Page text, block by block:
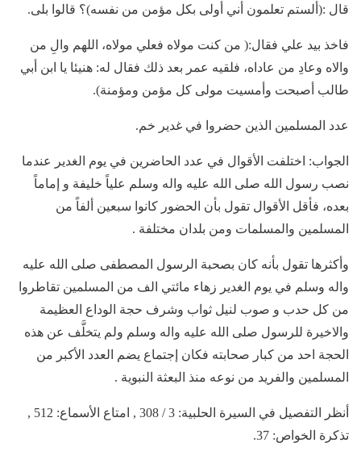
قال :(ألستم تعلمون أني أولى بكل مؤمن من نفسه)؟ قالوا بلى.
فاخذ بيد علي فقال:( من كنت مولاه فعلي مولاه، اللهم والِ من
والاه وعادِ من عاداه، فلقيه عمر بعد ذلك فقال له: هنيئا يا ابن أبي
طالب أصبحت وأمسيت مولى كل مؤمن ومؤمنة).
عدد المسلمين الذين حضروا في غدير خم.
الجواب: اختلفت الأقوال في عدد الحاضرين في يوم الغدير عندما
نصب رسول الله صلى الله عليه واله وسلم علياً خليفة و إماماً
بعده، فأقل الأقوال تقول بأن الحضور كانوا سبعين ألفاً من
المسلمين والمسلمات ومن بلدان مختلفة .
وأكثرها تقول بأنه كان بصحبة الرسول المصطفى صلى الله عليه
واله وسلم في يوم الغدير زهاء مائتي الف من المسلمين تقاطروا
من كل حدب و صوب لنيل ثواب وشرف حجة الوداع العظيمة
والاخيرة للرسول صلى الله عليه واله وسلم ولم يتخلَّف عن هذه
الحجة احد من كبار صحابته فكان إجتماع يضم العدد الأكبر من
المسلمين والفريد من نوعه منذ البعثة النبوية .
أنظر التفصيل في السيرة الحلبية: 3 / 308 , امتاع الأسماع: 512 ,
تذكرة الخواص: 37.